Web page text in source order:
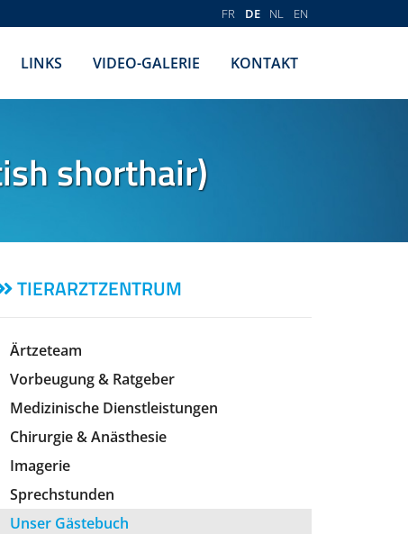
FR DE NL EN
LINKS VIDEO-GALERIE KONTAKT
shorthair)
TIERARZTZENTRUM
Ärtzeteam
Vorbeugung & Ratgeber
Medizinische Dienstleistungen
Chirurgie & Anästhesie
Imagerie
Sprechstunden
Unser Gästebuch